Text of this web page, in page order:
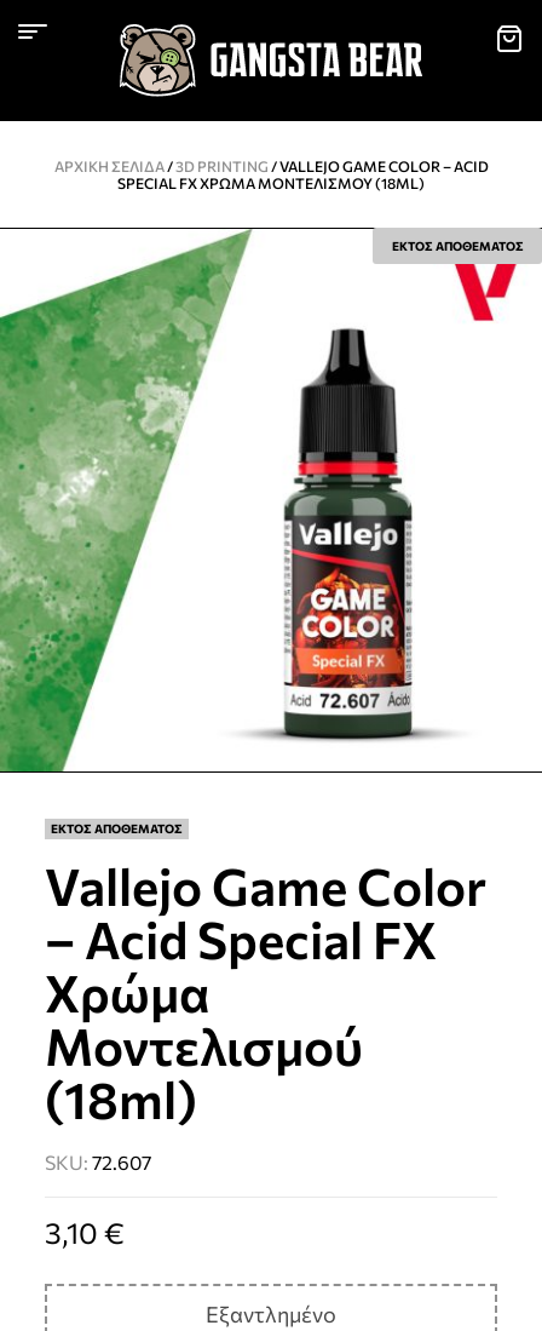
ΑΡΧΙΚΉ ΣΕΛΊΔΑ/3D PRINTING / VALLEJO GAME COLOR – ACID
SPECIAL FX ΧΡΏΜΑ ΜΟΝΤΕΛΙΣΜΟΎ (18ML)
ΕΚΤΟΣ ΑΠΟΘΕΜΑΤΟΣ
ΕΚΤΟΣ ΑΠΟΘΕΜΑΤΟΣ
Vallejo Game Color
– Acid Special FX
Χρώμα
Μοντελισμού
(18ml)
SKU:72.607
3,10€
Εξαντλημένο